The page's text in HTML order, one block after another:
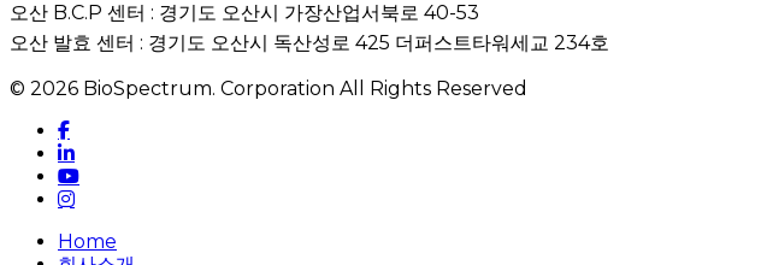
오산 B.C.P 센터 : 경기도 오산시 가장산업서북로 40-53
오산 발효 센터 : 경기도 오산시 독산성로 425 더퍼스트타워세교 234호
© 2026 BioSpectrum. Corporation All Rights Reserved
facebook
linkedin
youtube
instagram
CloseHome